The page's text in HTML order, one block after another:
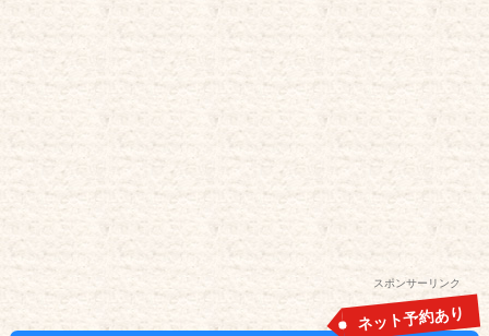
スポンサーリンク
ネット予約あり